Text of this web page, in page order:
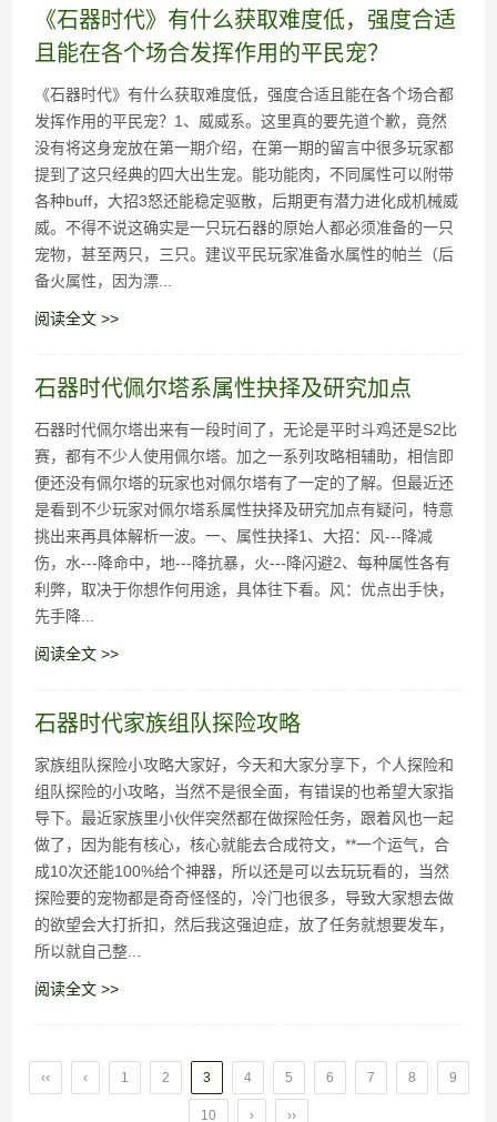
《石器时代》有什么获取难度低，强度合适
且能在各个场合发挥作用的平民宠？
《石器时代》有什么获取难度低，强度合适且能在各个场合都
发挥作用的平民宠？1、威威系。这里真的要先道个歉，竟然
没有将这身宠放在第一期介绍，在第一期的留言中很多玩家都
提到了这只经典的四大出生宠。能功能肉，不同属性可以附带
各种buff，大招3怒还能稳定驱散，后期更有潜力进化成机械威
威。不得不说这确实是一只玩石器的原始人都必须准备的一只
宠物，甚至两只，三只。建议平民玩家准备水属性的帕兰（后
备火属性，因为漂...
阅读全文 >>
石器时代佩尔塔系属性抉择及研究加点
石器时代佩尔塔出来有一段时间了，无论是平时斗鸡还是S2比
赛，都有不少人使用佩尔塔。加之一系列攻略相辅助，相信即
便还没有佩尔塔的玩家也对佩尔塔有了一定的了解。但最近还
是看到不少玩家对佩尔塔系属性抉择及研究加点有疑问，特意
挑出来再具体解析一波。一、属性抉择1、大招：风---降减
伤，水---降命中，地---降抗暴，火---降闪避2、每种属性各有
利弊，取决于你想作何用途，具体往下看。风：优点出手快，
先手降...
阅读全文 >>
石器时代家族组队探险攻略
家族组队探险小攻略大家好，今天和大家分享下，个人探险和
组队探险的小攻略，当然不是很全面，有错误的也希望大家指
导下。最近家族里小伙伴突然都在做探险任务，跟着风也一起
做了，因为能有核心，核心就能去合成符文，**一个运气，合
成10次还能100%给个神器，所以还是可以去玩玩看的，当然
探险要的宠物都是奇奇怪怪的，冷门也很多，导致大家想去做
的欲望会大打折扣，然后我这强迫症，放了任务就想要发车，
所以就自己整...
阅读全文 >>
‹‹ ‹ 1 2 3 4 5 6 7 8 9
10 › ››